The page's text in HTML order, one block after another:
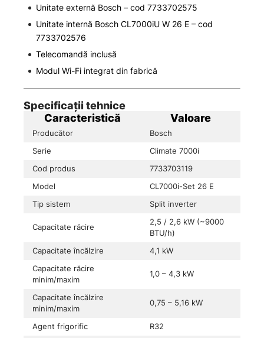
Unitate externă Bosch – cod 7733702575
Unitate internă Bosch CL7000iU W 26 E – cod
7733702576
Telecomandă inclusă
Modul Wi-Fi integrat din fabrică
Specificații tehnice
Caracteristică
Valoare
Producător
Bosch
Serie
Climate 7000i
Cod produs
7733703119
Model
CL7000i-Set 26 E
Tip sistem
Split inverter
Capacitate răcire
2,5 / 2,6 kW (~9000
BTU/h)
Capacitate încălzire
4,1 kW
Capacitate răcire
minim/maxim
1,0 – 4,3 kW
Capacitate încălzire
minim/maxim
0,75 – 5,16 kW
Agent frigorific
R32